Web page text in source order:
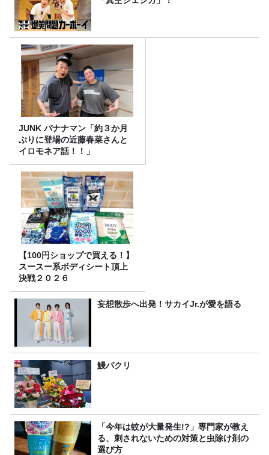
JUNK バナナマン「約３か月
ぶりに登場の近藤春菜さんと
イロモネア話！！」
【100円ショップで買える！】
スースー系ボディシート頂上
決戦２０２６
妄想散歩へ出発！サカイJr.が愛を語る
鰻パクリ
「今年は蚊が大量発生!?」専門家が教え
る、刺されないための対策と虫除け剤の
選び方